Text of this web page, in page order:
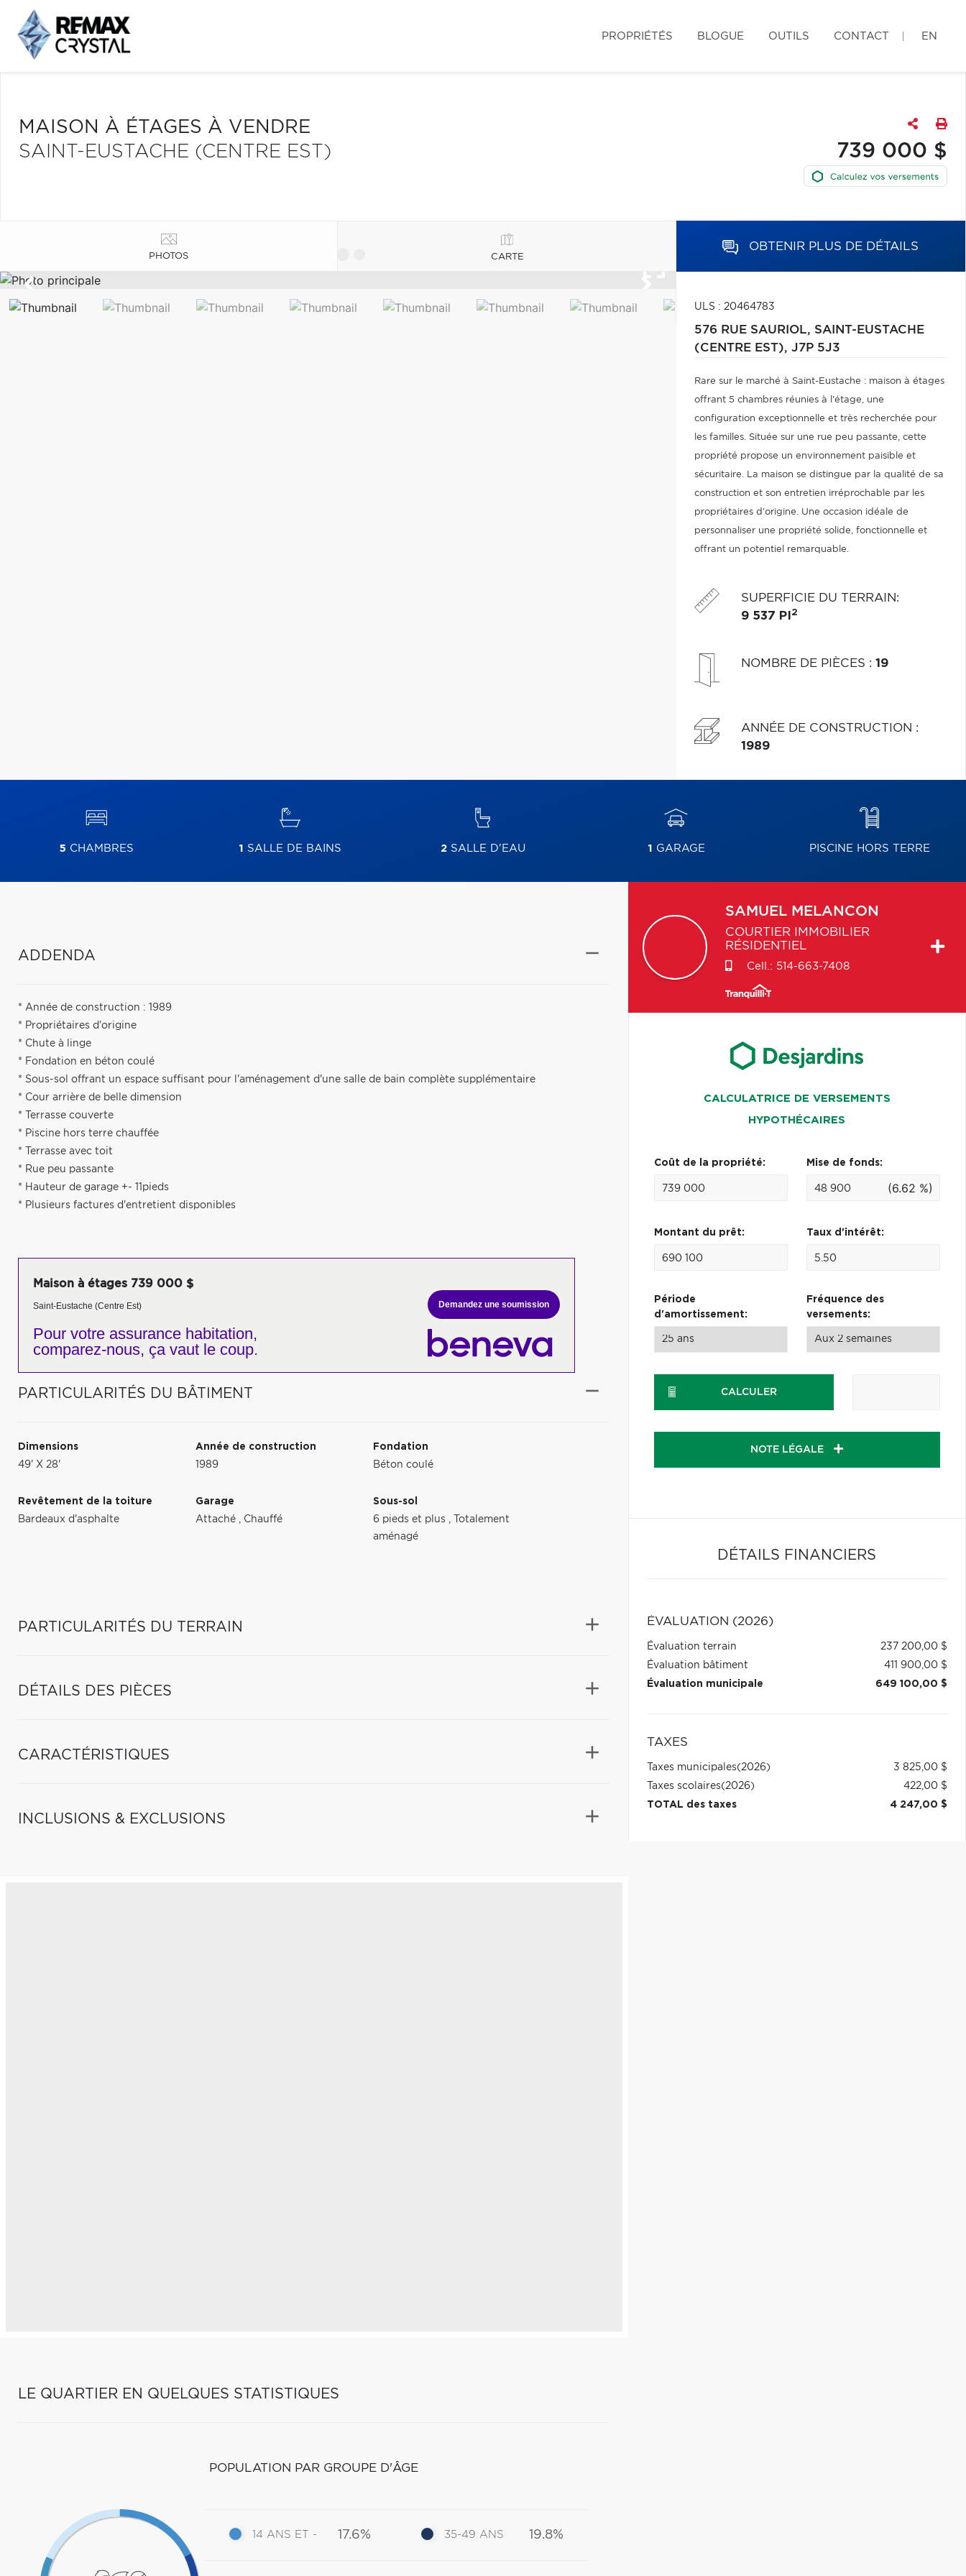
PROPRIÉTÉS BLOGUE OUTILS CONTACT EN
MAISON À ÉTAGES À VENDRE
SAINT-EUSTACHE (CENTRE EST)
739 000 $
PHOTOS CARTE
OBTENIR PLUS DE DÉTAILS
ULS : 20464783
576 RUE SAURIOL, SAINT-EUSTACHE
(CENTRE EST), J7P 5J3
Rare sur le marché à Saint-Eustache : maison à étages
offrant 5 chambres réunies à l'étage, une
configuration exceptionnelle et très recherchée pour
les familles. Située sur une rue peu passante, cette
propriété propose un environnement paisible et
sécuritaire. La maison se distingue par la qualité de sa
construction et son entretien irréprochable par les
propriétaires d'origine. Une occasion idéale de
personnaliser une propriété solide, fonctionnelle et
offrant un potentiel remarquable.
SUPERFICIE DU TERRAIN:
9 537 PI 2
NOMBRE DE PIÈCES : 19
ANNÉE DE CONSTRUCTION :
1989
5 CHAMBRES 1 SALLE DE BAINS 2SALLE D'EAU 1 GARAGE PISCINE HORS TERRE
ADDENDA
* Année de construction : 1989
* Propriétaires d'origine
* Chute à linge
* Fondation en béton coulé
* Sous-sol offrant un espace suffisant pour l'aménagement d'une salle de bain complète supplémentaire
* Cour arrière de belle dimension
* Terrasse couverte
* Piscine hors terre chauffée
* Terrasse avec toit
* Rue peu passante
* Hauteur de garage +- 11pieds
* Plusieurs factures d'entretient disponibles
Maison à étages 739 000 $
Saint-Eustache (Centre Est)
Pour votre assurance habitation,
comparez-nous, ça vaut le coup.
Demandez une soumission
PARTICULARITÉS DU BÂTIMENT
Dimensions
49' X 28'
Année de construction
1989
Fondation
Béton coulé
Revêtement de la toiture
Bardeaux d'asphalte
Garage
Attaché , Chauffé
Sous-sol
6 pieds et plus ,
Totalement
aménagé
PARTICULARITÉS DU TERRAIN
DÉTAILS DES PIÈCES
CARACTÉRISTIQUES
INCLUSIONS & EXCLUSIONS
LE QUARTIER EN QUELQUES STATISTIQUES
POPULATION PAR GROUPE D'ÂGE
14 ANS ET - 17.6% 35-49 ANS 19.8%
SAMUEL MELANCON
COURTIER IMMOBILIER
RÉSIDENTIEL
Cell.: 514-663-7408
CALCULATRICE DE VERSEMENTS
HYPOTHÉCAIRES
Coût de la propriété: Mise de fonds:
(6.62 %)
Montant du prêt: Taux d'intérêt:
Période
d'amortissement:
Fréquence des
versements:
CALCULER
NOTE LÉGALE
DÉTAILS FINANCIERS
ÉVALUATION (2026)
Évaluation terrain
237 200,00 $
Évaluation bâtiment
411 900,00 $
Évaluation municipale
649 100,00 $
TAXES
Taxes municipales(2026)
3 825,00 $
Taxes scolaires(2026)
422,00 $
TOTAL des taxes
4 247,00 $